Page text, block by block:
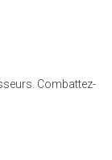
Combattez-